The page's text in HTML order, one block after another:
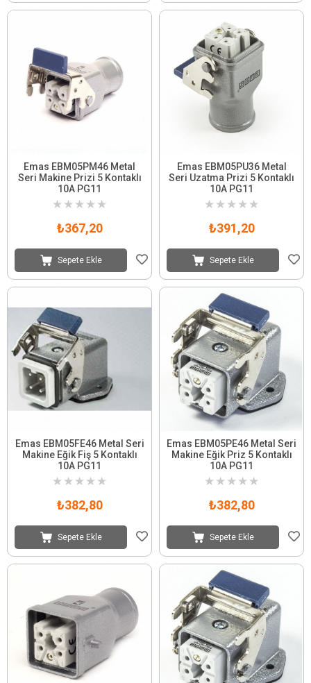
Emas EBM05PM46 Metal
Seri Makine Prizi 5 Kontaklı
10A PG11
★ ★ ★ ★ ★
₺367,20
Sepete Ekle
Emas EBM05PU36 Metal
Seri Uzatma Prizi 5 Kontaklı
10A PG11
★ ★ ★ ★ ★
₺391,20
Sepete Ekle
Emas EBM05FE46 Metal Seri
Makine Eğik Fiş 5 Kontaklı
10A PG11
★ ★ ★ ★ ★
₺382,80
Sepete Ekle
Emas EBM05PE46 Metal Seri
Makine Eğik Priz 5 Kontaklı
10A PG11
★ ★ ★ ★ ★
₺382,80
Sepete Ekle